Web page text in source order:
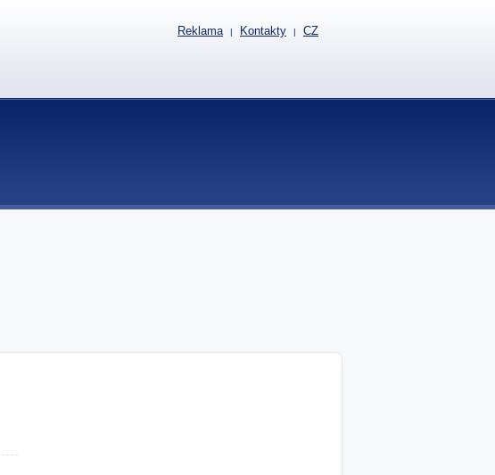
Reklama | Kontakty | CZ